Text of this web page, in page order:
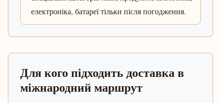
електроніка, батареї тільки після погодження.
Для кого підходить доставка в
міжнародний маршрут